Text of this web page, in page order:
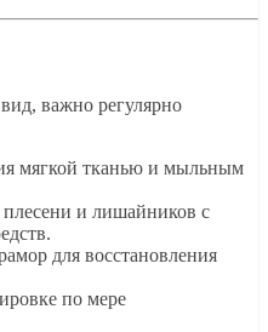
важно регулярно
мягкой тканью и мыльным
и лишайников с
для восстановления
по мере